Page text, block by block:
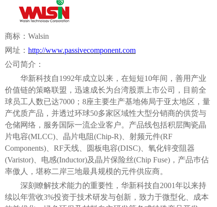
商标： Walsin
网址： http://www.passivecomponent.com
公司简介：
华新科技自1992年成立以来，在短短10年间，善用产业
价值链的策略联盟，迅速成长为台湾股票上市公司，目前全
球员工人数已达7000；8座主要生产基地佈局于亚太地区，量
产优质产品，并透过环球50多家区域性大型分销商的供货与
仓储网络，服务国际一流企业客户。产品线包括积层陶瓷晶
片电容(MLCC)、晶片电阻(Chip-R)、射频元件(RF
Components)、RF天线、圆板电容(DISC)、氧化锌变阻器
(Varistor)、电感(Inductor)及晶片保险丝(Chip Fuse)，产品巿佔
率傲人，堪称二岸三地最具规模的元件供应商。
深刻瞭解技术能力的重要性，华新科技自2001年以来持
续以年营收3%投资于技术研发与创新，致力于微型化、成本